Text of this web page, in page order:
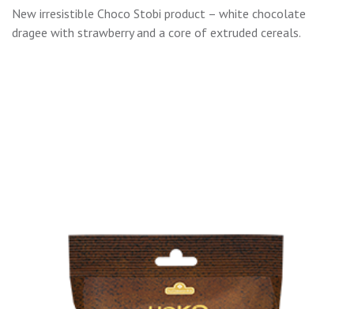
New irresistible Choco Stobi product – white chocolate
dragee with strawberry and a core of extruded cereals.